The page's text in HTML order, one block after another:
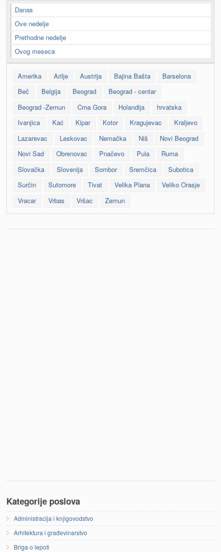
Danas
Ove nedelje
Prethodne nedelje
Ovog meseca
Amerika Arilje Austrija Bajina Bašta
Barselona
Beč
Belgija Beograd
Beograd - centar
Beograd -Zemun
Crna Gora Holandija
hrvatska
Ivanjica
Kać Kipar Kotor Kragujevac
Kraljevo
Lazarevac
Leskovac Nemačka Niš
Novi Beograd
Novi Sad
Obrenovac Pnačevo Pula
Ruma
Slovačka
Slovenija Sombor Sremčica
Subotica
Surčin
Sutomore Tivat Velika Plana
Veliko Orasje
Vracar
Vrbas Vršac Zemun
Kategorije poslova
Administracija i knjigovodstvo
Arhitektura i građevinarstvo
Briga o lepoti